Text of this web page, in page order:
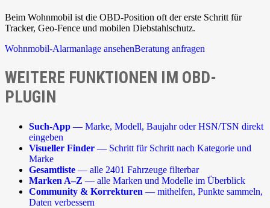
Beim Wohnmobil ist die OBD-Position oft der erste Schritt für
Tracker, Geo-Fence und mobilen Diebstahlschutz.
Wohnmobil-Alarmanlage ansehenBeratung anfragen
WEITERE FUNKTIONEN IM OBD-
PLUGIN
Such-App — Marke, Modell, Baujahr oder HSN/TSN direkt
eingeben
Visueller Finder — Schritt für Schritt nach Kategorie und
Marke
Gesamtliste — alle 2401 Fahrzeuge filterbar
Marken A–Z — alle Marken und Modelle im Überblick
Community & Korrekturen — mithelfen, Punkte sammeln,
Daten verbessern